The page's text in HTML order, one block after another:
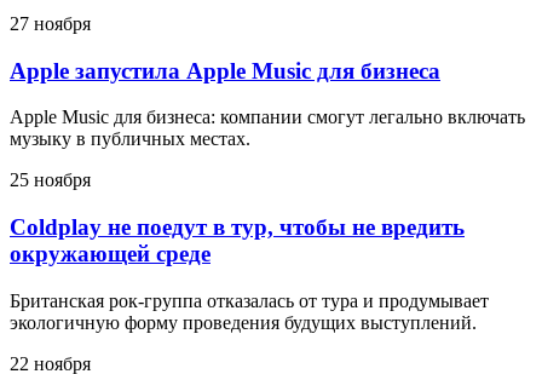
27 ноября
Apple запустила Apple Music для бизнеса
Apple Music для бизнеса: компании смогут легально включать
музыку в публичных местах.
25 ноября
Coldplay не поедут в тур, чтобы не вредить
окружающей среде
Британская рок-группа отказалась от тура и продумывает
экологичную форму проведения будущих выступлений.
22 ноября